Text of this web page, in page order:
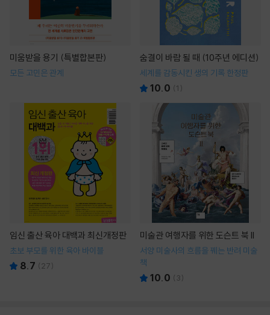
미움받을 용기 (특별합본판)
모든 고민은 관계
숨결이 바람 될 때 (10주년 에디션)
세계를 감동시킨 생의 기록 한정판
10.0 (1 )
임신 출산 육아 대백과 최신개정판
초보 부모를 위한 육아 바이블
8.7 ( 27)
미술관 여행자를 위한 도슨트 북 II
서양 미술사의 흐름을 꿰는 반려 미술
책
10.0 ( 3)